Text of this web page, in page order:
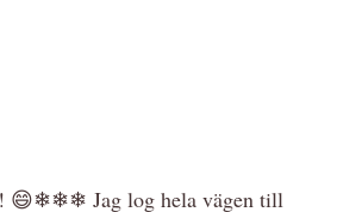
😄❄❄❄ Jag log hela vägen till